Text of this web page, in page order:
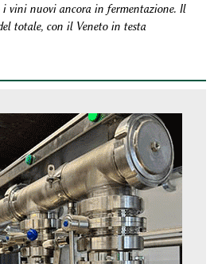
i vini nuovi ancora in fermentazione. Il
totale, con il Veneto in testa